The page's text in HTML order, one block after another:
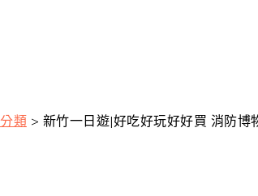
類 > 新竹一日遊|好吃好玩好好買 消防博